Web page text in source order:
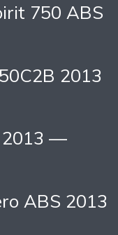
750 ABS
2013
2013 —
ABS 2013